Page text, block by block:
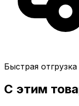
Быстрая отгрузка
С этим